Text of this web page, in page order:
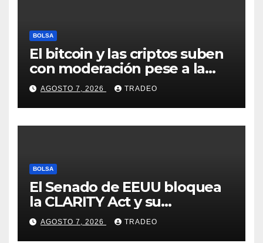
BOLSA
El bitcoin y las criptos suben
con moderación pese a la
incertidumbre en Oriente
Medio
AGOSTO 7, 2026 TRADEO
BOLSA
El Senado de EEUU bloquea
la CLARITY Act y su
aprobación en 2026 peligra
AGOSTO 7, 2026 TRADEO